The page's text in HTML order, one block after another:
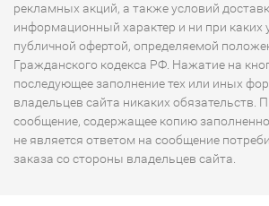
рекламных акций, а также условий
информационный характер и ни при каких
публичной офертой, определяемой
Гражданского кодекса РФ. Нажатие на
последующее заполнение тех или иных
владельцев сайта никаких обязательств.
сообщение, содержащее копию
не является ответом на сообщение
заказа со стороны владельцев сайта.